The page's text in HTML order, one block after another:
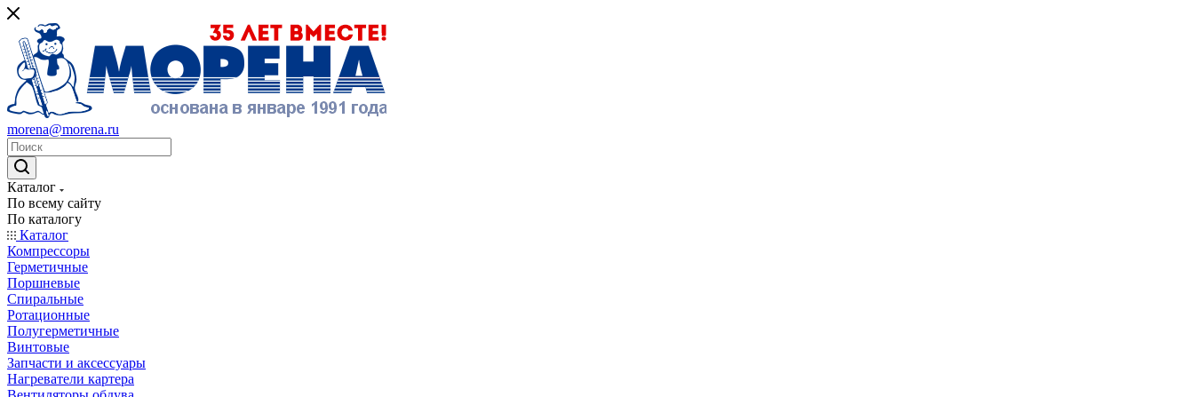
morena@morena.ru
Каталог
По всему сайту
По каталогу
Каталог
Компрессоры
Герметичные
Поршневые
Спиральные
Ротационные
Полугерметичные
Винтовые
Запчасти и аксессуары
Нагреватели картера